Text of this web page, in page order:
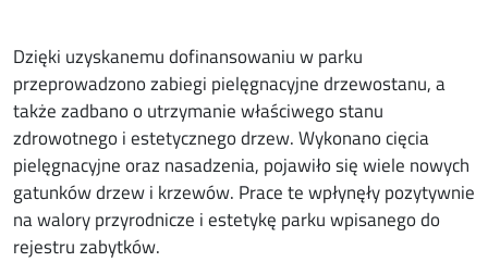
Dzięki uzyskanemu dofinansowaniu w parku
przeprowadzono zabiegi pielęgnacyjne drzewostanu, a
także zadbano o utrzymanie właściwego stanu
zdrowotnego i estetycznego drzew. Wykonano cięcia
pielęgnacyjne oraz nasadzenia, pojawiło się wiele nowych
gatunków drzew i krzewów. Prace te wpłynęły pozytywnie
na walory przyrodnicze i estetykę parku wpisanego do
rejestru zabytków.